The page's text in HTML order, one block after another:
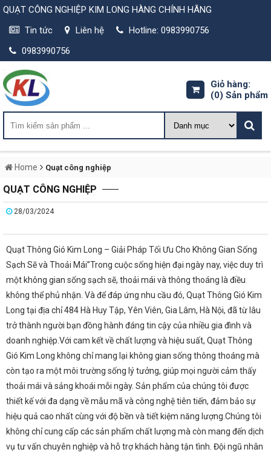
QUẠT CÔNG NGHIỆP KIM LONG HÀNG CHÍNH HÃNG
Tin tức
Liên hệ
Hotline: 0983990756
0983990756
Giỏ hàng:
(0) Sản phẩm
Home Quạt công nghiệp
QUẠT CÔNG NGHIỆP
28/03/2024
Quạt Thông Gió Kim Long – Giải Pháp Tối Ưu Cho Không Gian Sống
Sạch Sẽ và Thoải Mái”Trong cuộc sống hiện đại ngày nay, việc duy trì
một không gian sống sạch sẽ, thoải mái và thông thoáng là điều
không thể phủ nhận. Và để đáp ứng nhu cầu đó, Quạt Thông Gió Kim
Long tại địa chỉ 484 Hà Huy Tập, Yên Viên, Gia Lâm, Hà Nội, đã từ lâu
trở thành người bạn đồng hành đáng tin cậy của nhiều gia đình và
doanh nghiệp.Với cam kết về chất lượng và hiệu suất, Quạt Thông
Gió Kim Long không chỉ mang lại không gian sống thông thoáng mà
còn tạo ra một môi trường sống lý tưởng, giúp mọi người cảm thấy
thoải mái và sảng khoái mỗi ngày. Sản phẩm của chúng tôi được
thiết kế với đa dạng về mẫu mã và công nghệ tiên tiến, đảm bảo sự
hiệu quả cao nhất cùng với độ bền và tiết kiệm năng lượng.Chúng tôi
không chỉ cung cấp các sản phẩm chất lượng mà còn mang đến dịch
vụ tư vấn chuyên nghiệp và hỗ trợ khách hàng tận tình. Đội ngũ nhân